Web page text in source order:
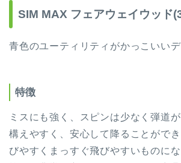
SIM MAX フェアウェイウッド
青色のユーティリティがかっこいいデ
特徴
ミスにも強く、スピンは少なく弾道が
構えやすく、安心して降ることがで
びやすくまっすぐ飛びやすいものにな